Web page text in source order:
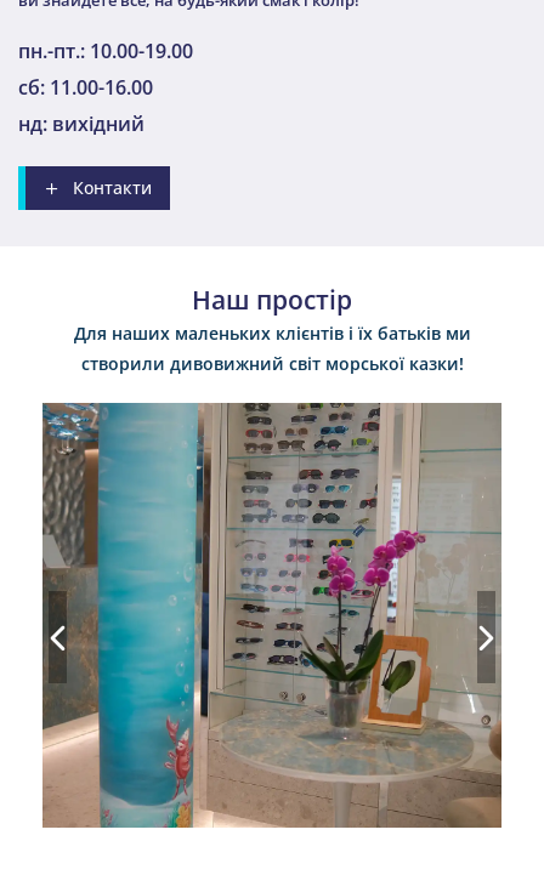
пн.-пт.: 10.00-19.00
сб: 11.00-16.00
нд: вихідний
Контакти
Наш простір
Для наших маленьких клієнтів і їх батьків ми
створили дивовижний світ морської казки!